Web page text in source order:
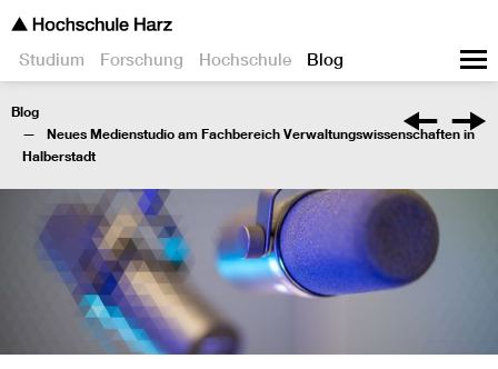
Studium Forschung Hochschule Blog
Blog
Neues Medienstudio am Fachbereich Verwaltungswissenschaften in
Halberstadt